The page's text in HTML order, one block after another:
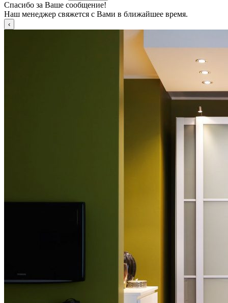
Спасибо за Ваше сообщение!
Наш менеджер свяжется с Вами в ближайшее время.